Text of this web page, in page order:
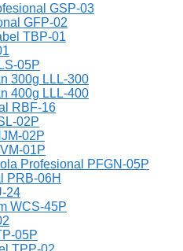
GSP-03
GFP-02
TBP-01
05P
300g LLL-300
400g LLL-400
RBF-16
02P
02P
01P
Profesional PFGN-05P
PRB-06H
24
WCS-45P
05P